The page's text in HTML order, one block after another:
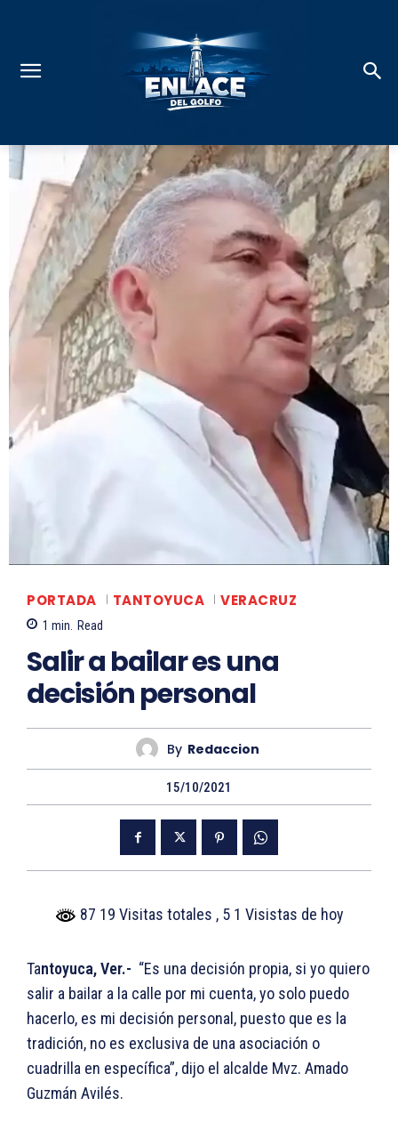
PORTADA TANTOYUCA VERACRUZ
1 min. Read
Salir a bailar es una
decisión personal
By Redaccion
15/10/2021
87 19 Visitas totales , 5 1 Visistas de hoy
Tantoyuca, Ver.- “Es una decisión propia, si yo quiero
salir a bailar a la calle por mi cuenta, yo solo puedo
hacerlo, es mi decisión personal, puesto que es la
tradición, no es exclusiva de una asociación o
cuadrilla en específica”, dijo el alcalde Mvz. Amado
Guzmán Avilés.